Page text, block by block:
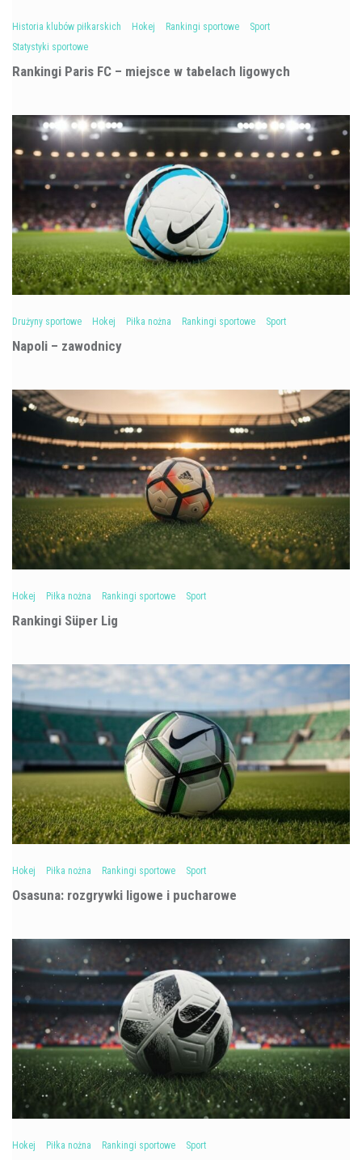
Historia klubów piłkarskich Hokej Rankingi sportowe
Sport
Statystyki sportowe
Rankingi Paris FC – miejsce w tabelach ligowych
Drużyny sportowe Hokej Piłka nożna Rankingi sportowe Sport
Napoli – zawodnicy
Hokej Piłka nożna Rankingi sportowe Sport
Rankingi Süper Lig
Hokej Piłka nożna Rankingi sportowe Sport
Osasuna: rozgrywki ligowe i pucharowe
Hokej Piłka nożna Rankingi sportowe Sport